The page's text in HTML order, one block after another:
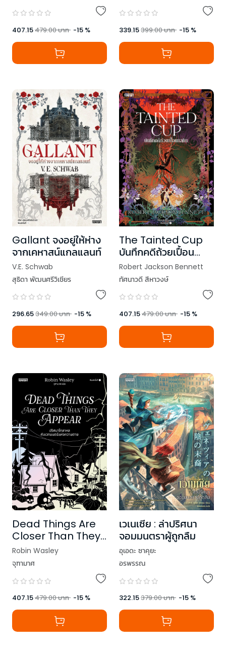
407.15479.00บาท -15 % 339.15399.00บาท -15 %
Gallant จงอยู่ให้ห่าง
จากเคหาสน์แกลแลนท์
V.E. Schwab
สุธิดา พัฒนศรีวิเชียร
296.65349.00บาท -15 %
The Tainted Cup
บันทึกคดีถ้วยเปื้อน
มลทิน
Robert Jackson Bennett
ทัศนาวดี สีหาวงษ์
407.15479.00บาท -15 %
Dead Things Are
Closer Than They
Appear ปริศนา
โกลาหลกับเวทมนตร์
แห่งความตาย
Robin Wasley
จุฑามาศ
407.15479.00บาท -15 %
เวเนเซีย : ล่าปริศนา
จอมมนตราผู้ถูกลืม
อุเอดะ ซาคุยะ
อรพรรณ
322.15379.00บาท -15 %